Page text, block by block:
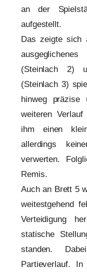
an der
aufgestellt.
Das zeigte sich
(Steinlach 2)
(Steinlach 3)
hinweg
weiteren
ihm einen
allerdings
verwerten.
Remis.
Auch an Brett 5
weitestgehend
Verteidigung
statische
standen.
Partieverlauf.